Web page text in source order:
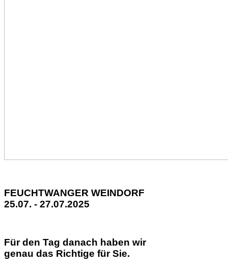
FEUCHTWANGER WEINDORF
25.07. - 27.07.2025
Für den Tag danach haben wir
genau das Richtige für Sie.